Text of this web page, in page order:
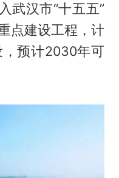
武汉市“十五五”
点建设工程，计
预计2030年可